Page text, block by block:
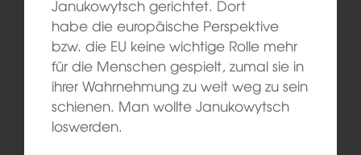
Janukowytsch gerichtet. Dort
habe die europäische Perspektive
bzw. die EU keine wichtige Rolle mehr
für die Menschen gespielt, zumal sie in
ihrer Wahrnehmung zu weit weg zu sein
schienen. Man wollte Janukowytsch
loswerden.